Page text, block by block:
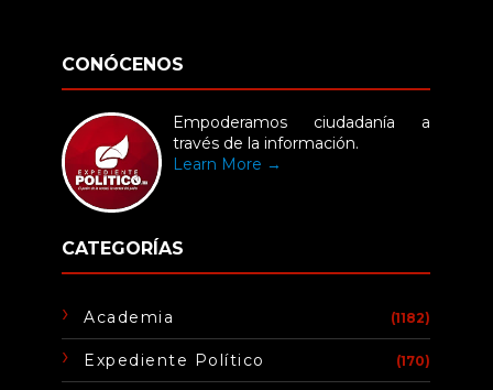
CONÓCENOS
Empoderamos ciudadanía a
través de la información.
Learn More →
CATEGORÍAS
Academia (1182)
Expediente Político (170)